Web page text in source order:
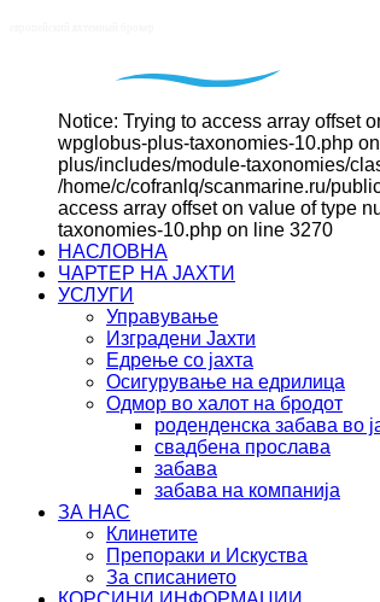
Notice: Trying to access array offset
wpglobus-plus-taxonomies-10.php
plus/includes/module-taxonomies/
/home/c/cofranlq/scanmarine.ru/
access array offset on value of type
taxonomies-10.php on line 3270
НАСЛОВНА
ЧАРТЕР НА ЈАХТИ
УСЛУГИ
Управување
Изградени Јахти
Едрење со јахта
Осигурување на едрилица
Oдмор во халот на бродот
роденденска забава во
свадбена прослава
забава
забава на компанија
ЗА НАС
Клинетите
Препораки и Искуства
За списанието